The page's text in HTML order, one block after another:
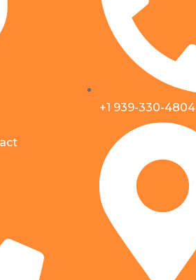
+1 939-330-4804